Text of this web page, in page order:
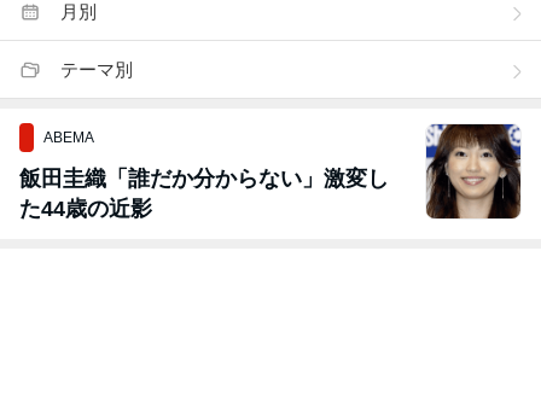
月別
テーマ別
ABEMA
飯田圭織「誰だか分からない」激変し
た44歳の近影